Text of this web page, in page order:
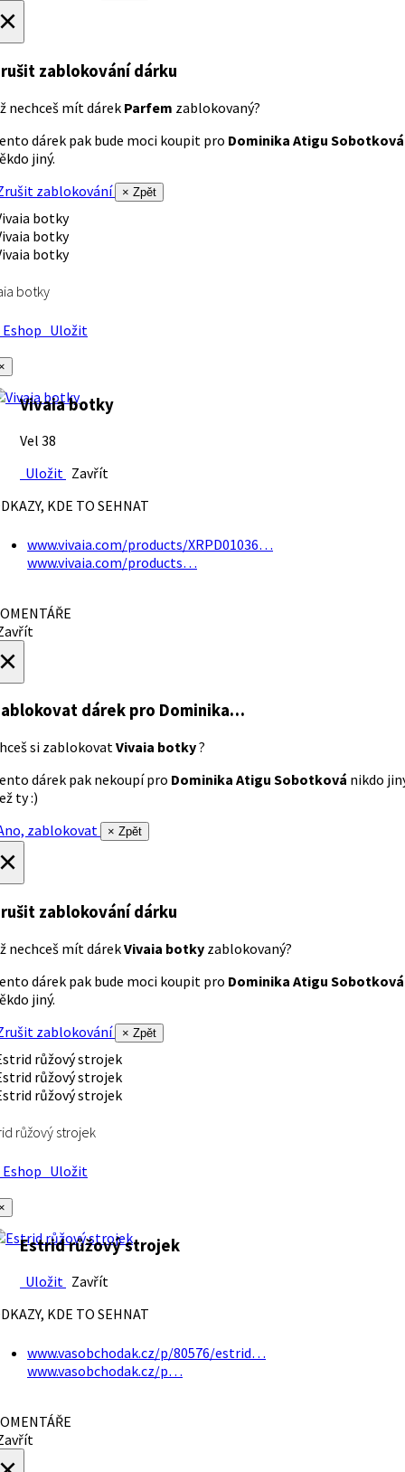
zablokování dárku
nechceš mít dárek Parfem zablokovaný?
dárek pak bude moci koupit pro Dominika Atigu Sobotková
jiný.
zablokování
× Zpět
botky
Uložit
Vivaia botky
Vel 38
Uložit Zavřít
KDE TO SEHNAT
www.vivaia.com/products/XRPD01036…
www.vivaia.com/products…
dárek pro Dominika…
si zablokovatVivaia botky?
dárek pak nekoupí pro Dominika Atigu Sobotková nikdo
ty :)
zablokovat
× Zpět
zablokování dárku
nechceš mít dárekVivaia botky zablokovaný?
dárek pak bude moci koupit pro Dominika Atigu Sobotková
jiný.
zablokování
× Zpět
růžový strojek
Uložit
Estrid růžový strojek
Uložit Zavřít
KDE TO SEHNAT
www.vasobchodak.cz/p/80576/estrid…
www.vasobchodak.cz/p…